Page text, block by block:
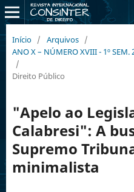
Início / Arquivos /
ANO X – NÚMERO XVIII - 1º
/
Direito Público
"Apelo ao
Calabresi": A
Supremo
minimalista